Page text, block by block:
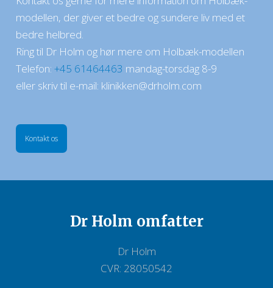
modellen, der giver et bedre og sundere liv med et
bedre helbred.
Ring til Dr Holm og hør mere om Holbæk-modellen
Telefon:​+45 61464463 mandag-torsdag 8-9
eller skriv til e-mail: klinikken@drholm.com
Kontakt os
Dr Holm​ omfatter
Dr Holm
CVR: 28050542